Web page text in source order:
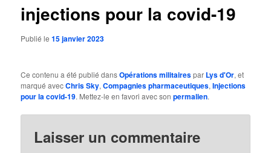
injections pour la covid-19
Publié le15 janvier 2023
Ce contenu a été publié dansOpérations militairespar Lys d'Or, et
marqué avecChris Sky,Compagnies pharmaceutiques,Injections
pour la covid-19. Mettez-le en favori avec sonpermalien.
Laisser un commentaire